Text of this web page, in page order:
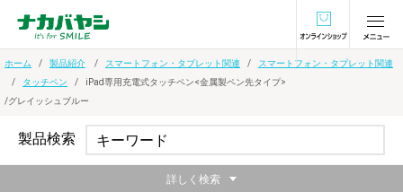
オンラインショ
ホーム 製品紹介 スマートフォン・タブレット関連
スマートフォン・タブレット関連
タッチペン
iPad専用充電式タッチペン<金属製ペン先タイプ>
/グレイッシュブルー
製品検索
詳しく検索